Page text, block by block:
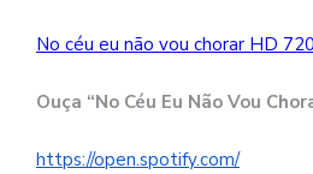
No céu eu não vou chorar HD
Ouça “No Céu Eu Não Vou
https://open.spotify.com/